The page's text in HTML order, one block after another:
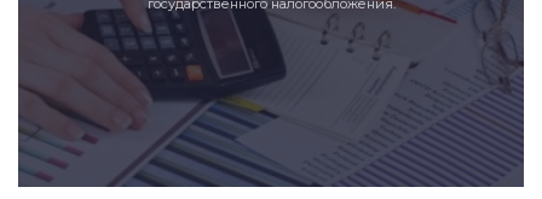
государственного налогообложения.